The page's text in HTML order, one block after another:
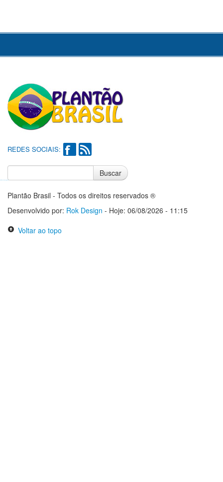
REDES SOCIAIS:
Buscar
Plantão Brasil - Todos os direitos reservados ®
Desenvolvido por: Rok Design - Hoje: 06/08/2026 - 11:15
Voltar ao topo